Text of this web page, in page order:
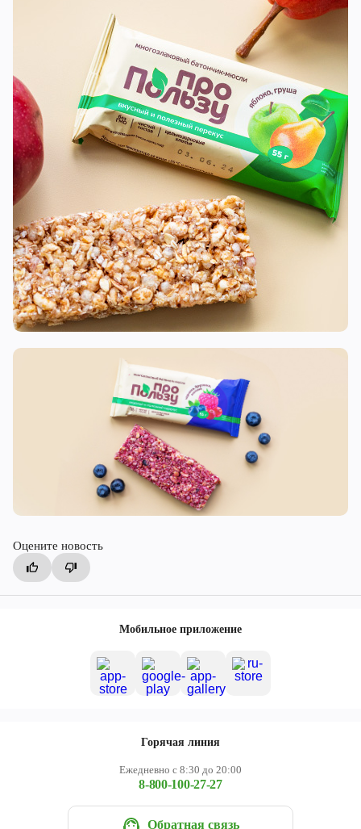
Оцените новость
Мобильное приложение
Горячая линия
Ежедневно с 8:30 до 20:00
8-800-100-27-27
Обратная связь